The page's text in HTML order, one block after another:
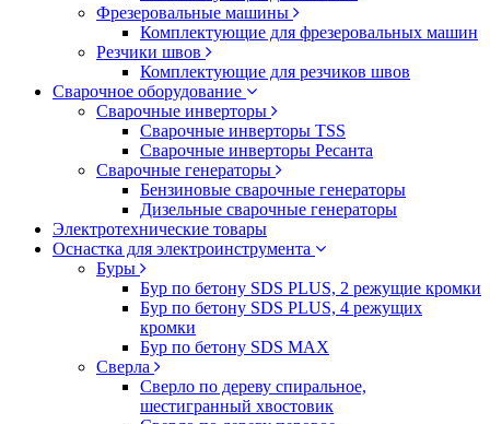
Фрезеровальные машины
Комплектующие для фрезеровальных машин
Резчики швов
Комплектующие для резчиков швов
Сварочное оборудование
Сварочные инверторы
Сварочные инверторы TSS
Сварочные инверторы Ресанта
Сварочные генераторы
Бензиновые сварочные генераторы
Дизельные сварочные генераторы
Электротехнические товары
Оснастка для электроинструмента
Буры
Бур по бетону SDS PLUS, 2 режущие кромки
Бур по бетону SDS PLUS, 4 режущих
кромки
Бур по бетону SDS MAX
Сверла
Сверло по дереву спиральное,
шестигранный хвостовик